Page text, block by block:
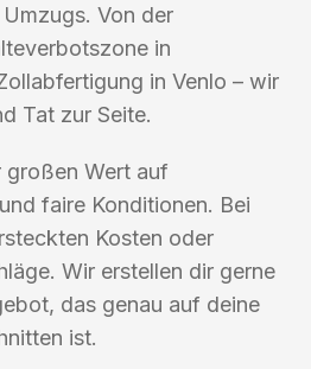
Von der
in
in Venlo – wir
Tat zur Seite.
großen Wert auf
faire Konditionen. Bei
Kosten oder
Wir erstellen dir gerne
das genau auf deine
ist.